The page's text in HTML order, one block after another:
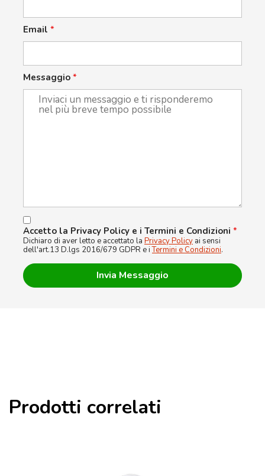
Email *
Messaggio *
Accetto la Privacy Policy e i Termini e Condizioni *
Dichiaro di aver letto e accettato la Privacy Policy ai sensi
dell'art.13 D.lgs 2016/679 GDPR e iTermini e Condizioni.
Prodotti correlati